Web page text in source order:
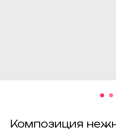
Композиция